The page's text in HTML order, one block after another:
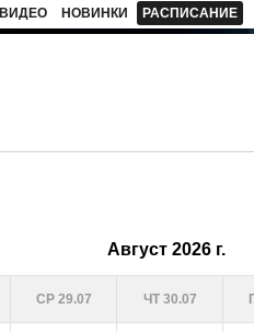
ВИДЕО НОВИНКИ РАСПИСАНИЕ
август 2026 г.
СР 29.07 ЧТ 30.07